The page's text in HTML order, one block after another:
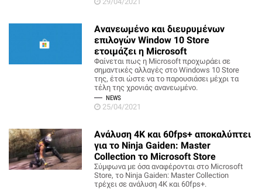
Ανανεωμένο και διευρυμένων
επιλογών Window 10 Store
ετοιμάζει η Microsoft
Φαίνεται πως η Microsoft προχωράει σε
σημαντικές αλλαγές στο Windows 10 Store
της, έτσι ώστε να το παρουσιάσει μέχρι τα
τέλη της χρονιάς ανανεωμένο.
NEWS
25/04/2021
Ανάλυση 4K και 60fps+ αποκαλύπτει
για το Ninja Gaiden: Master
Collection το Microsoft Store
Σύμφωνα με όσα αναφέρονται στο Microsoft
Store, το Ninja Gaiden: Master Collection
τρέχει σε ανάλυση 4K και 60fps+.